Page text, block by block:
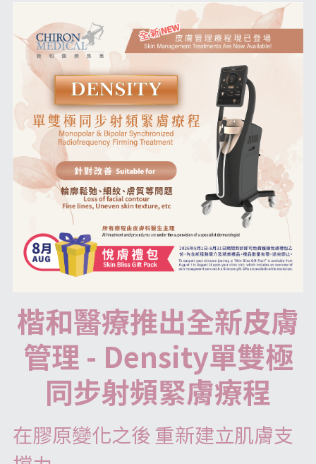
楷和醫療推出全新皮膚
管理 - Density單雙極
同步射頻緊膚療程
在膠原變化之後 重新建立肌膚支